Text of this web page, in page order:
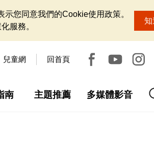
您同意我們的Cookie使用政策。
服務。
知
兒童網 回首頁
南 主題推薦 多媒體影音